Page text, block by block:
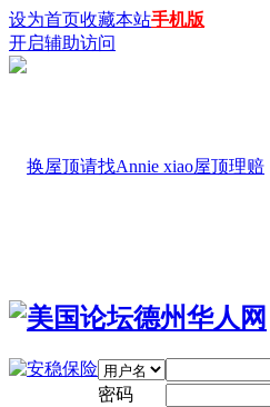
设为首页收藏本站手机版
开启辅助访问
密码